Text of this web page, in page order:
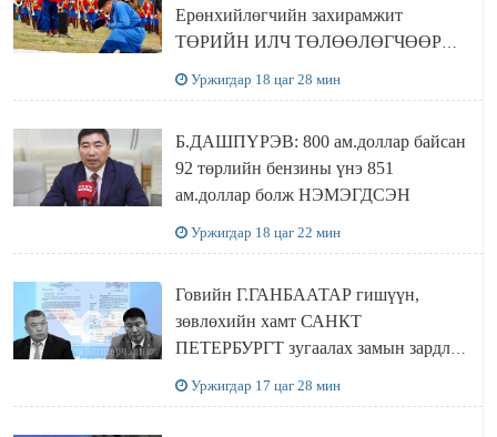
Ерөнхийлөгчийн захирамжит
ТӨРИЙН ИЛЧ ТӨЛӨӨЛӨГЧӨӨР
Уржигдар 18 цаг 28 мин
Б.ДАШПҮРЭВ: 800 ам.доллар байсан
92 төрлийн бензины үнэ 851
ам.доллар болж НЭМЭГДСЭН
Уржигдар 18 цаг 22 мин
Говийн Г.ГАНБААТАР гишүүн,
зөвлөхийн хамт САНКТ
ПЕТЕРБУРГТ зугаалах замын зардлаа
Уржигдар 17 цаг 28 мин